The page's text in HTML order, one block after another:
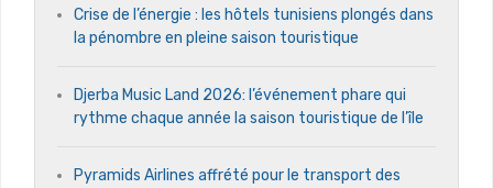
Crise de l’énergie : les hôtels tunisiens plongés dans
la pénombre en pleine saison touristique
Djerba Music Land 2026: l’événement phare qui
rythme chaque année la saison touristique de l’île
Pyramids Airlines affrété pour le transport des